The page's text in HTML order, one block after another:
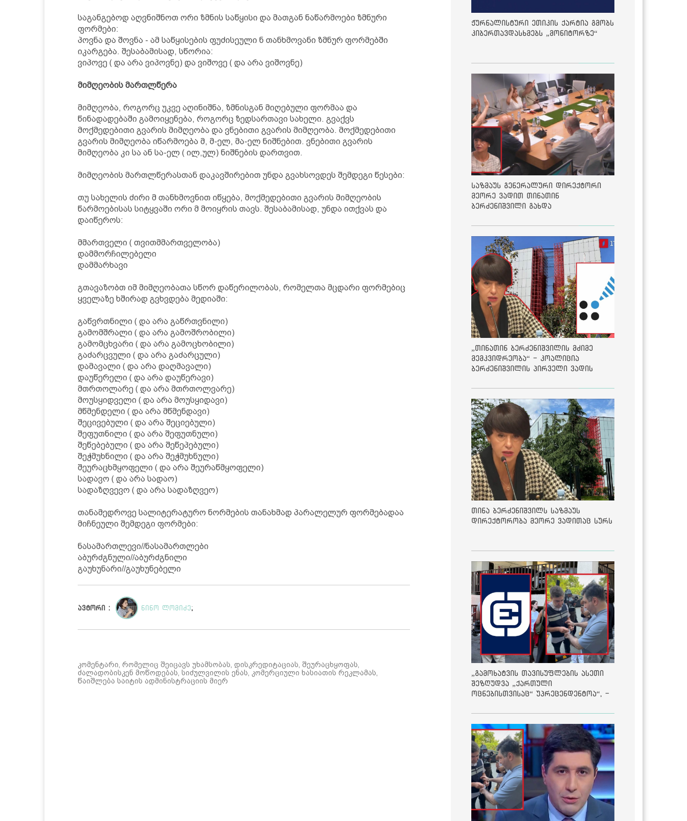
საგანგებოდ აღვნიშნოთ ორი ზმნის საწყისი და მათგან ნაწარმოები ზმნური
ფორმები:
პოვნა და შოვნა - ამ საწყისების ფუძისეული ნ თანხმოვანი ზმნურ ფორმებში
იკარგება. შესაბამისად, სწორია:
ვიპოვე ( და არა ვიპოვნე) და ვიშოვე ( და არა ვიშოვნე)
მიმღეობის მართლწერა
მიმღეობა, როგორც უკვე აღინიშნა, ზმნისგან მიღებული ფორმაა და
წინადადებაში გამოიყენება, როგორც ზედსართავი სახელი. გვაქვს
მოქმედებითი გვარის მიმღეობა და ვნებითი გვარის მიმღეობა. მოქმედებითი
გვარის მიმღეობა იწარმოება მ, მ-ელ, მა-ელ ნიშნებით. ვნებითი გვარის
მიმღეობა კი სა ან სა-ელ ( ილ,ულ) ნიშნების დართვით.
მიმღეობის მართლწერასთან დაკავშირებით უნდა გვახსოვდეს შემდეგი წესები:
თუ სახელის ძირი მ თანხმოვნით იწყება, მოქმედებითი გვარის მიმღეობის
წარმოებისას სიტყვაში ორი მ მოიყრის თავს. შესაბამისად, უნდა ითქვას და
დაიწეროს:
მმართველი ( თვითმმართველობა)
დამმორჩილებელი
დამმარხავი
გთავაზობთ იმ მიმღეობათა სწორ დაწერილობას, რომელთა მცდარი ფორმებიც
ყველაზე ხშირად გვხვდება მედიაში:
გაწვრთნილი ( და არა გაწრთვნილი)
გამომშრალი ( და არა გამოშრობილი)
გამომცხვარი ( და არა გამოცხობილი)
გაძარცვული ( და არა გაძარცული)
დამავალი ( და არა დაღმავალი)
დაუწერელი ( და არა დაუწერავი)
მთრთოლარე ( და არა მთრთოლვარე)
მოუსყიდველი ( და არა მოუსყიდავი)
მწმენდელი ( და არა მწმენდავი)
შეცივებული ( და არა შეციებული)
შეფუთნილი ( და არა შეფუთნული)
შეწებებული ( და არა შეწეპებული)
შეჭმუხნილი ( და არა შეჭმუხნული)
შეურაცხმყოფელი ( და არა შეურაწმყოფელი)
სადავო ( და არა სადაო)
სადაზღვევო ( და არა სადაზღვეო)
თანამედროვე სალიტერატურო ნორმების თანახმად პარალელურ ფორმებადაა
მიჩნეული შემდეგი ფორმები:
ნასამართლევი//ნასამართლები
აბურძგნული//აბურძგნილი
გაუხუნარი//გაუხუნებელი
ავტორი : ნინო ლომიძე ;
კომენტარი, რომელიც შეიცავს უხამსობას, დისკრედიტაციას, შეურაცხყოფას,
ძალადობისკენ მოწოდებას, სიძულვილის ენას, კომერციული ხასიათის რეკლამას,
წაიშლება საიტის ადმინისტრაციის მიერ
ჟურნალისტური ეთიკის ქარტია გმობს
კიბერთავდასხმებს „მონიტორზე“
საზმაუს გენერალური დირექტორი
მეორე ვადით თინათინ
ბერძენიშვილი გახდა
„თინათინ ბერძენიშვილის მძიმე
მემკვიდრეობა“ - კოალიცია
ბერძენიშვილის პირველი ვადის
თინა ბერძენიშვილს საზმაუს
დირექტორობა მეორე ვადითაც სურს
„გამოხატვის თავისუფლების ასეთი
შეზღუდვა „ქართული
ოცნებისთვისაც“ უპრეცენდენტოა“, -